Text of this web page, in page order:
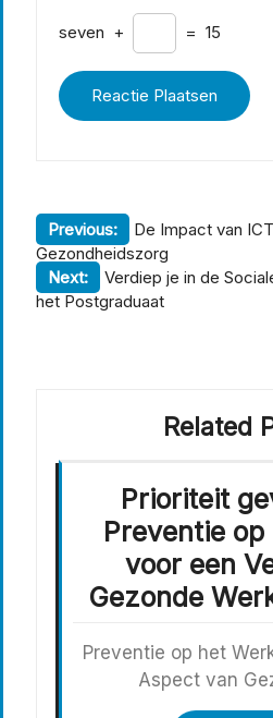
seven + = 15
Berichtnavigatie
Previous:
De Impact van
Gezondheidszorg
Next:
Verdiep je in de
het Postgraduaat
Related
Prioriteit
Preventie
voor een
Gezonde
Preventie op het
Aspect van